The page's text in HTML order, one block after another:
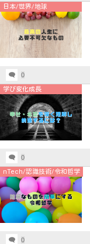
日本/世界/地球
0
学び変化成長
0
nTech/認識技術/令和哲学
0